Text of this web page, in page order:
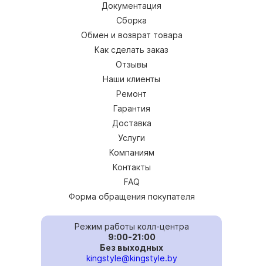
Документация
Сборка
Обмен и возврат товара
Как сделать заказ
Отзывы
Наши клиенты
Ремонт
Гарантия
Доставка
Услуги
Компаниям
Контакты
FAQ
Форма обращения покупателя
Режим работы колл-центра
9:00-21:00
Без выходных
kingstyle@kingstyle.by